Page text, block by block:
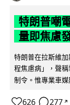
特朗普嘲
量即焦慮
特朗普在拉斯維
程焦慮病」，聲
制令。惟專業車
626 277 ↗